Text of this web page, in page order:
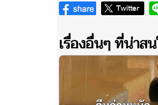
เรื่องอื่นๆ ที่น่าส